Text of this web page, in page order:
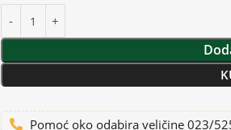
Pomoć oko odabira veličine 023/